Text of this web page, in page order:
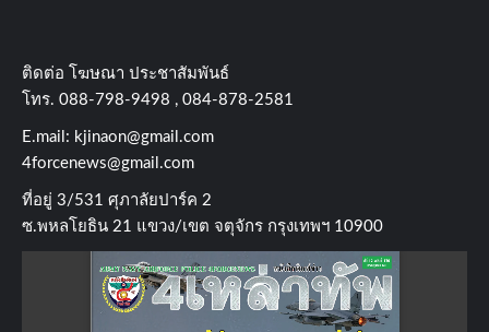
ติดต่อ​ โฆษณา​ ประชาสัมพันธ์
โทร​. 088-798-9498 , 084-878-2581
E.mail: kjinaon@gmail.com
4forcenews@gmail.com
ที่อยู่​ 3/531​ ศุภาลัยปาร์ค​ 2
ซ.พหลโยธิน​ 21​ แขวง/เขต​ จตุจักร​ กรุงเทพฯ 10900